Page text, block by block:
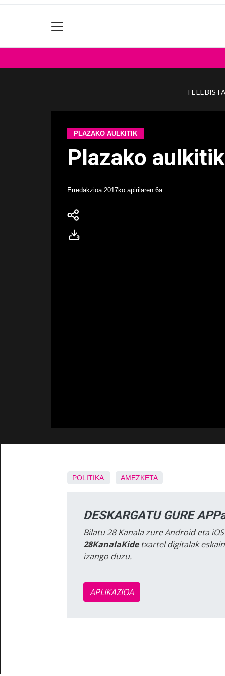
TELEBISTA
PLAZAKO AULKITIK
Plazako
Erredakzioa 2017ko apirilaren 6a
POLITIKA AMEZKETA
DESKARGATU GURE
Bilatu 28 Kanala zure Android eta
28KanalaKidetxartel digitalak
izango duzu.
APLIKAZIOA